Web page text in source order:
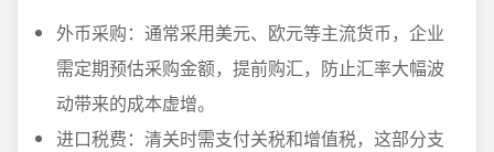
外币采购：通常采用美元、欧元等主流货币，企业
需定期预估采购金额，提前购汇，防止汇率大幅波
动带来的成本虚增。
进口税费：清关时需支付关税和增值税，这部分支